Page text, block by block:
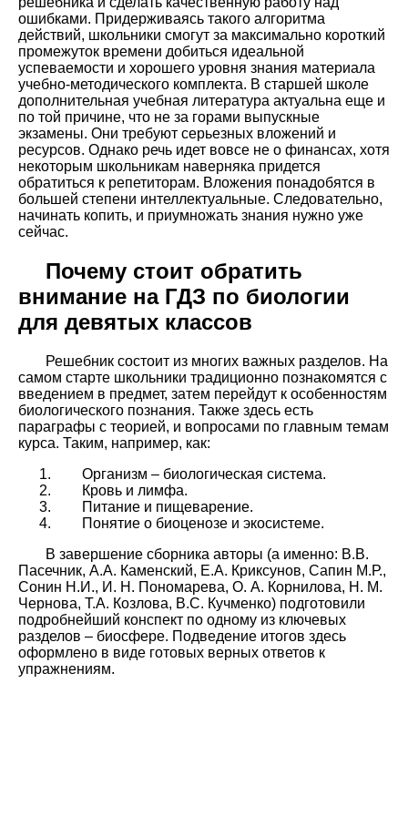
ошибками. Придерживаясь такого алгоритма
действий, школьники смогут за максимально короткий
промежуток времени добиться идеальной
успеваемости и хорошего уровня знания материала
учебно-методического комплекта. В старшей школе
дополнительная учебная литература актуальна еще и
по той причине, что не за горами выпускные
экзамены. Они требуют серьезных вложений и
ресурсов. Однако речь идет вовсе не о финансах, хотя
некоторым школьникам наверняка придется
обратиться к репетиторам. Вложения понадобятся в
большей степени интеллектуальные. Следовательно,
начинать копить, и приумножать знания нужно уже
сейчас.
Почему стоит обратить
внимание на ГДЗ по биологии
для девятых классов
Решебник состоит из многих важных разделов. На
самом старте школьники традиционно познакомятся с
введением в предмет, затем перейдут к особенностям
биологического познания. Также здесь есть
параграфы с теорией, и вопросами по главным темам
курса. Таким, например, как:
Организм – биологическая система.
Кровь и лимфа.
Питание и пищеварение.
Понятие о биоценозе и экосистеме.
В завершение сборника авторы (а именно: В.В.
Пасечник, А.А. Каменский, Е.А. Криксунов, Сапин М.Р.,
Сонин Н.И., И. Н. Пономарева, О. А. Корнилова, Н. М.
Чернова, Т.А. Козлова, В.С. Кучменко) подготовили
подробнейший конспект по одному из ключевых
разделов – биосфере. Подведение итогов здесь
оформлено в виде готовых верных ответов к
упражнениям.